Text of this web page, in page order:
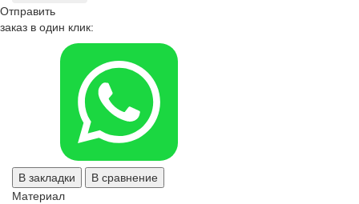
Отправить
заказ в один клик:
В закладки
В сравнение
Материал